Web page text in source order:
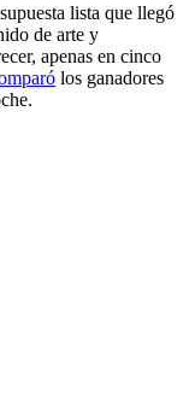
lista que llegó
de arte y
apenas en cinco
los ganadores